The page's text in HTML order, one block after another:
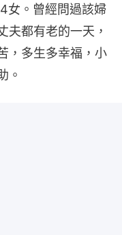
女。曾經問過該婦
夫都有老的一天，
，多生多幸福，小
。